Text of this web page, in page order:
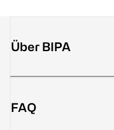
Über BIPA
FAQ